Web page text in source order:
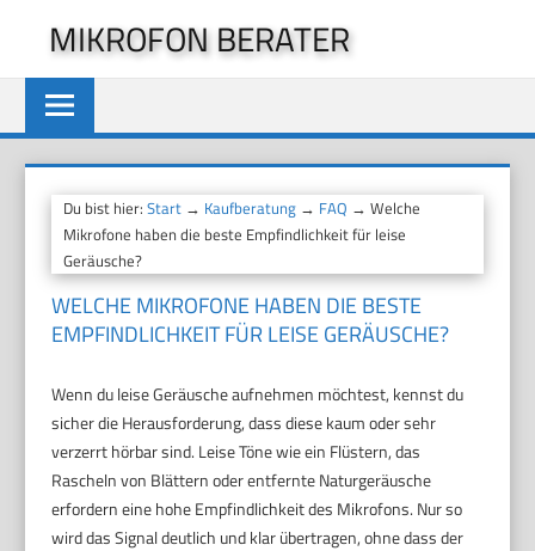
springen
MIKROFON BERATER
Du bist hier:Start → Kaufberatung → FAQ → Welche
Mikrofone haben die beste Empfindlichkeit für leise
Geräusche?
WELCHE MIKROFONE HABEN DIE BESTE
EMPFINDLICHKEIT FÜR LEISE GERÄUSCHE?
Wenn du leise Geräusche aufnehmen möchtest, kennst du
sicher die Herausforderung, dass diese kaum oder sehr
verzerrt hörbar sind. Leise Töne wie ein Flüstern, das
Rascheln von Blättern oder entfernte Naturgeräusche
erfordern eine hohe Empfindlichkeit des Mikrofons. Nur so
wird das Signal deutlich und klar übertragen, ohne dass der